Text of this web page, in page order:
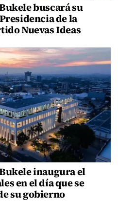
buscará su
de la
Nuevas Ideas
inaugura el
en el día que se
su gobierno